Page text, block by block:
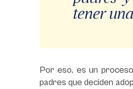
tener
Por eso, es un
padres que deciden